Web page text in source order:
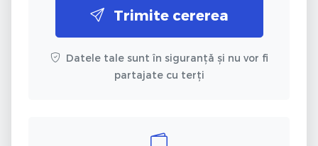
Trimite cererea
Datele tale sunt în siguranță și nu vor fi
partajate cu terți